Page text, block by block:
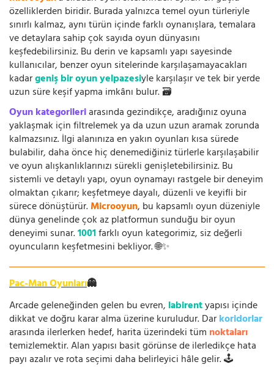
özelliklerden biridir. Burada yalnızca temel oyun türleriyle
sınırlı kalmaz, aynı türün içinde farklı oynanışlara, temalara
ve detaylara sahip çok sayıda oyun dünyasını
keşfedebilirsiniz. Bu derin ve kapsamlı yapı sayesinde
kullanıcılar, benzer oyun sitelerinde karşılaşamayacakları
kadargeniş bir oyun yelpazesiyle karşılaşır ve tek bir yerde
uzun süre keşif yapma imkânı bulur. 🗃️
Oyun kategorileriarasında gezindikçe, aradığınız oyuna
yaklaşmak için filtrelemek ya da uzun uzun aramak zorunda
kalmazsınız. İlgi alanınıza en yakın oyunları kısa sürede
bulabilir, daha önce hiç denemediğiniz türlerle karşılaşabilir
ve oyun alışkanlıklarınızı sürekli genişletebilirsiniz. Bu
sistemli ve detaylı yapı, oyun oynamayı rastgele bir deneyim
olmaktan çıkarır; keşfetmeye dayalı, düzenli ve keyifli bir
sürece dönüştürür.Microoyun, bu kapsamlı oyun düzeniyle
dünya genelinde çok az platformun sunduğu bir oyun
deneyimi sunar.1001farklı oyun kategorimiz, siz değerli
oyuncuların keşfetmesini bekliyor. 🌐✨
Pac-Man Oyunları👻
Arcade geleneğinden gelen bu evren, labirentyapısı içinde
dikkat ve doğru karar alma üzerine kuruludur. Darkoridorlar
arasında ilerlerken hedef, harita üzerindeki tüm noktaları
temizlemektir. Alan yapısı basit görünse de ilerledikçe hata
payı azalır ve rota seçimi daha belirleyici hâle gelir. 🕹️